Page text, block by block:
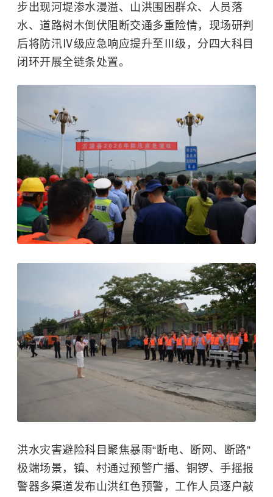
步出现河堤渗水漫溢、山洪围困群众、人员落
水、道路树木倒伏阻断交通多重险情，现场研判
后将防汛Ⅳ级应急响应提升至Ⅲ级，分四大科目
闭环开展全链条处置。
洪水灾害避险科目聚焦暴雨“断电、断网、断路”
极端场景，镇、村通过预警广播、铜锣、手摇报
警器多渠道发布山洪红色预警，工作人员逐户敲